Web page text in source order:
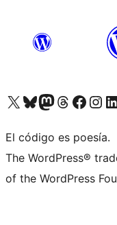
Visitá nuestra cuenta de X (anteriormente Twitter)
Visitá nuestra cuenta de Bluesky
Visitá nuestra cuenta de Mastodon
Visitá nuestra cuenta de
Visitá nuestra
Visitá
El código es poesía.
The WordPress®
of the WordPress